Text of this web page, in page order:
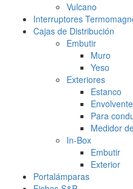
Vulcano
Interruptores
Cajas de Distribución
Embutir
Muro
Yeso
Exteriores
Estanco
Para
Medidor
In-Box
Embutir
Exterior
Portalámparas